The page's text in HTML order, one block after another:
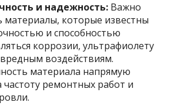
и надежность: Важно
материалы, которые известны
и способностью
коррозии, ультрафиолету
воздействиям.
материала напрямую
частоту ремонтных работ и